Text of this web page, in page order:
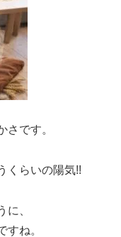
さです。
くらいの陽気!!
に、
すね。